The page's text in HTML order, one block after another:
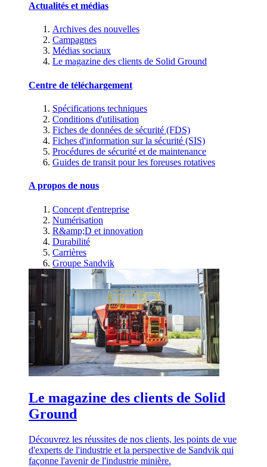
Actualités et médias
Archives des nouvelles
Campagnes
Médias sociaux
Le magazine des clients de Solid Ground
Centre de téléchargement
Spécifications techniques
Conditions d'utilisation
Fiches de données de sécurité (FDS)
Fiches d'information sur la sécurité (SIS)
Procédures de sécurité et de maintenance
Guides de transit pour les foreuses rotatives
A propos de nous
Concept d'entreprise
Numérisation
R&amp;D et innovation
Durabilité
Carrières
Groupe Sandvik
Le magazine des clients de Solid
Ground
Découvrez les réussites de nos clients, les points de vue
d'experts de l'industrie et la perspective de Sandvik qui
façonne l'avenir de l'industrie minière.